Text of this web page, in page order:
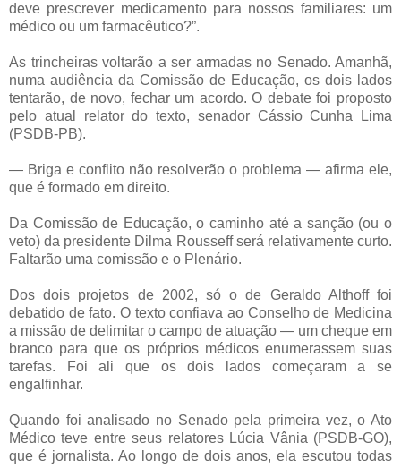
deve prescrever medicamento para nossos familiares: um
médico ou um farmacêutico?”.
As trincheiras voltarão a ser armadas no Senado. Amanhã,
numa audiência da Comissão de Educação, os dois lados
tentarão, de novo, fechar um acordo. O debate foi proposto
pelo atual relator do texto, senador Cássio Cunha Lima
(PSDB-PB).
— Briga e conflito não resolverão o problema — afirma ele,
que é formado em direito.
Da Comissão de Educação, o caminho até a sanção (ou o
veto) da presidente Dilma Rousseff será relativamente curto.
Faltarão uma comissão e o Plenário.
Dos dois projetos de 2002, só o de Geraldo Althoff foi
debatido de fato. O texto confiava ao Conselho de Medicina
a missão de delimitar o campo de atuação — um cheque em
branco para que os próprios médicos enumerassem suas
tarefas. Foi ali que os dois lados começaram a se
engalfinhar.
Quando foi analisado no Senado pela primeira vez, o Ato
Médico teve entre seus relatores Lúcia Vânia (PSDB-GO),
que é jornalista. Ao longo de dois anos, ela escutou todas